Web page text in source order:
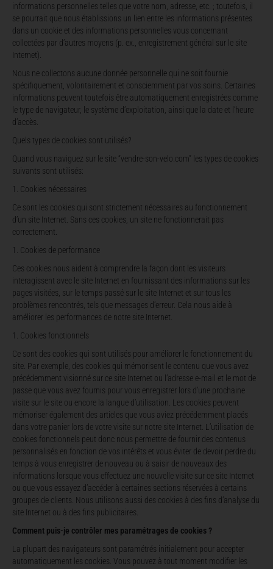
informations personnelles telles que votre nom, adresse, etc. ; toutefois, il
se pourrait que nous établissions un lien entre les informations présentes
dans un cookie et des informations personnelles vous concernant
collectées par d’autres moyens (p. ex., enregistrement général sur le site
Internet).
Nous ne collectons aucune donnée personnelle qui ne soit fournie
spécifiquement, volontairement et consciemment par vos soins. Certaines
informations peuvent toutefois être automatiquement enregistrées comme
le type de navigateur, le système d’exploitation, ainsi que la date et l’heure
d’accès.
Quels types de cookies sont utilisés?
Quand vous naviguez sur le site “vendre-son-velo.com” les types de cookies
suivants sont utilisés:
Cookies nécessaires
Ce sont les cookies qui sont strictement nécessaires au fonctionnement
d’un site Internet. Sans ces cookies, un site ne fonctionnerait pas
correctement.
Cookies de performance
Ces cookies nous aident à comprendre la façon dont les visiteurs
interagissent avec le site Internet en fournissant des informations sur les
pages visitées, sur le temps passé sur le site Internet et sur tous les
problèmes rencontrés, tels que messages d’erreur. Cela nous aide à
améliorer les performances de notre site Internet.
Cookies fonctionnels
Ce sont des cookies qui sont utilisés pour améliorer le fonctionnement du
site. Par exemple, des cookies qui mémorisent le contenu que vous avez
précédemment visionné sur ce site Internet ou l’adresse e-mail et le mot de
passe que vous avez fournis pour vous enregistrer lors d’une prochaine
visite sur le site ou encore la langue d’utilisation. Les cookies peuvent
mémoriser également des articles que vous aviez précédemment placés
dans votre panier lors de votre visite sur notre site Internet. L’utilisation de
cookies fonctionnels peut donc nous permettre de fournir des contenus
personnalisés en fonction de vos intérêts et vous éviter de devoir perdre du
temps à vous enregistrer de nouveau ou à saisir de nouveaux des
informations lorsque vous effectuez une nouvelle visite sur ce site Internet
ou que vous essayez d’accéder à certaines sections réservées à certains
groupes de clients. Nous utilisons aussi des cookies à des fins d’analyse du
site Internet ou à des fins publicitaires.
Comment puis-je contrôler mes paramétrages de cookies ?
La plupart des navigateurs sont paramétrés initialement pour accepter
automatiquement les cookies. Vous pouvez à tout moment modifier les